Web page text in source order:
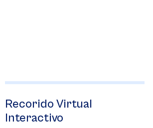
Recorido Virtual
Interactivo